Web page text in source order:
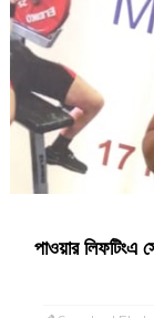
পাওয়ার